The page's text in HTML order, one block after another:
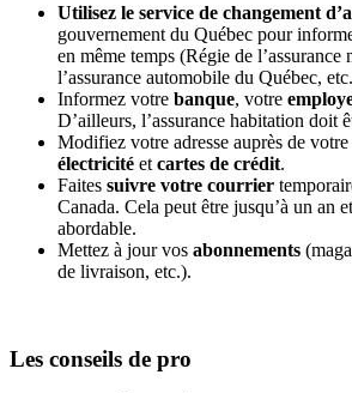
Utilisez le service de changement
gouvernement du Québec pour
en même temps (Régie de l’assurance
l’assurance automobile du Québec,
Informez votre banque, votre
D’ailleurs, l’assurance habitation doit
Modifiez votre adresse auprès de
électricité et cartes de crédit.
Faites suivre votre courrier
Canada. Cela peut être jusqu’à un an
abordable.
Mettez à jour vos abonnements
de livraison, etc.).
Les conseils de pro